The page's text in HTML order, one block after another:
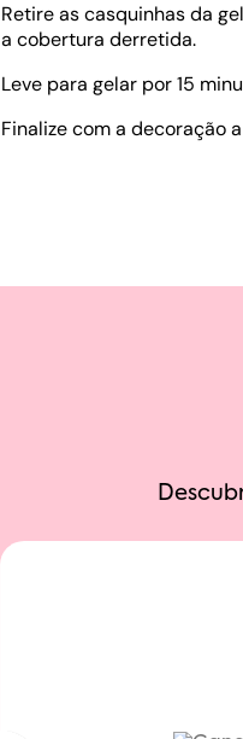
Retire as casquinhas da
a cobertura derretida.
Leve para gelar por 15
Finalize com a decoração